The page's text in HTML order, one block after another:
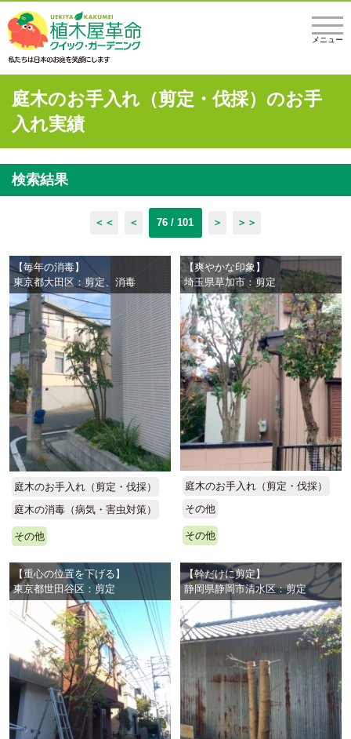
メニュー
庭木のお手入れ（剪定・伐採）のお手
入れ実績
検索結果
＜＜ ＜ 76 / 101 ＞ ＞＞
【毎年の消毒】
東京都大田区：剪定、消毒
庭木のお手入れ（剪定・伐採）
庭木の消毒（病気・害虫対策）
その他
【爽やかな印象】
埼玉県草加市：剪定
庭木のお手入れ（剪定・伐採）
その他
その他
【重心の位置を下げる】
東京都世田谷区：剪定
【幹だけに剪定】
静岡県静岡市清水区：剪定